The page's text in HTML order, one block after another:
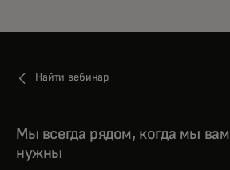
Найти вебинар
Мы всегда рядом, когда мы вам
нужны